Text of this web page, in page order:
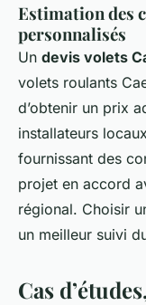
Estimation des
personnalisés
Un devis volets
volets roulants
d’obtenir un prix
installateurs
fournissant des
projet en accord
régional. Choisir
un meilleur suivi
Cas